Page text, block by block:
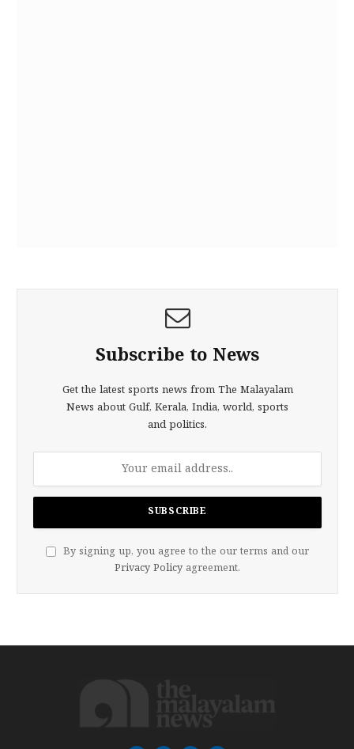
Subscribe to News
Get the latest sports news from The Malayalam
News about Gulf, Kerala, India, world, sports
and politics.
By signing up, you agree to the our terms and our
Privacy Policy agreement.